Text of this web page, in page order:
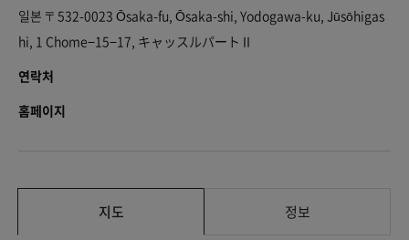
일본 〒532-0023 Ōsaka-fu, Ōsaka-shi, Yodogawa-ku, Jūsōhigas
hi, 1 Chome−15−17, キャッスルパートⅡ
연락처
홈페이지
지도 정보